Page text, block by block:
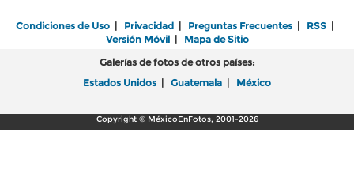
Condiciones de Uso | Privacidad | Preguntas Frecuentes | RSS |
Versión Móvil| Mapa de Sitio
Galerías de fotos de otros países:
Estados Unidos | Guatemala | México
Copyright © MéxicoEnFotos, 2001-2026